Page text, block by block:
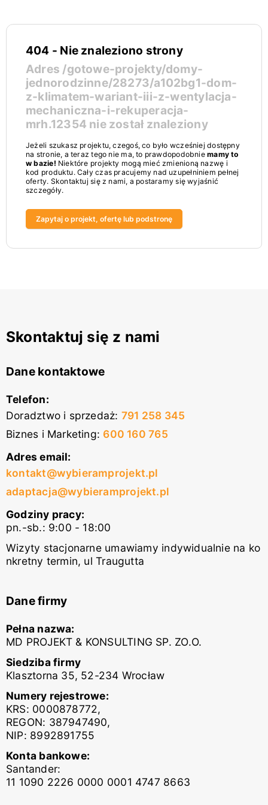
404 - Nie znaleziono strony
Adres /gotowe-projekty/domy-
jednorodzinne/28273/a102bg1-dom-
z-klimatem-wariant-iii-z-wentylacja-
mechaniczna-i-rekuperacja-
mrh.12354 nie został znaleziony
Jeżeli szukasz projektu, czegoś, co było wcześniej dostępny
na stronie, a teraz tego nie ma, to prawdopodobniemamy to
w bazie! Niektóre projekty mogą mieć zmienioną nazwę i
kod produktu. Cały czas pracujemy nad uzupełniniem pełnej
oferty. Skontaktuj się z nami, a postaramy się wyjaśnić
szczegóły.
Zapytaj o projekt, ofertę lub podstronę
Skontaktuj się z nami
Dane kontaktowe
Telefon:
Doradztwo i sprzedaż: 791 258 345
Biznes i Marketing: 600 160 765
Adres email:
kontakt@wybieramprojekt.pl
adaptacja@wybieramprojekt.pl
Godziny pracy:
pn.-sb.: 9:00 - 18:00
Wizyty stacjonarne umawiamy indywidualnie na ko
nkretny termin, ul Traugutta
Dane firmy
Pełna nazwa:
MD PROJEKT & KONSULTING SP. ZO.O.
Siedziba firmy
Klasztorna 35, 52-234 Wrocław
Numery rejestrowe:
KRS: 0000878772,
REGON: 387947490,
NIP: 8992891755
Konta bankowe:
Santander:
11 1090 2226 0000 0001 4747 8663